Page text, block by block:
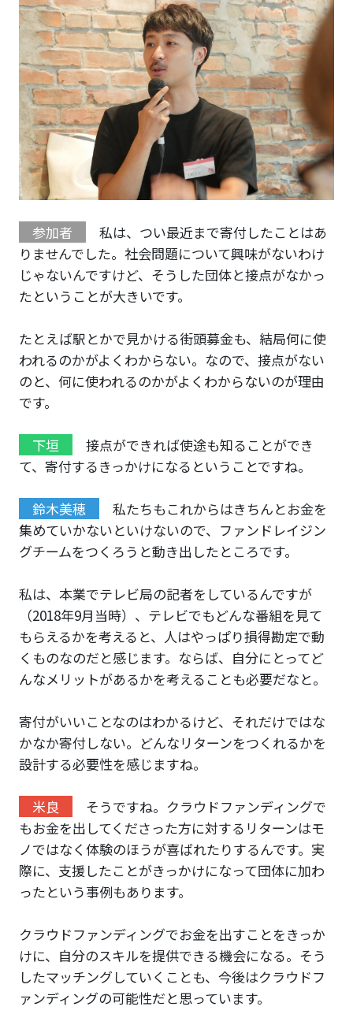
参加者
私は、つい最近まで寄付したことはあ
りませんでした。社会問題について興味がないわけ
じゃないんですけど、そうした団体と接点がなかっ
たということが大きいです。
たとえば駅とかで見かける街頭募金も、結局何に使
われるのかがよくわからない。なので、接点がない
のと、何に使われるのかがよくわからないのが理由
です。
下垣
接点ができれば使途も知ることができ
て、寄付するきっかけになるということですね。
鈴木美穂
私たちもこれからはきちんとお金を
集めていかないといけないので、ファンドレイジン
グチームをつくろうと動き出したところです。
私は、本業でテレビ局の記者をしているんですが
（2018年9月当時）、テレビでもどんな番組を見て
もらえるかを考えると、人はやっぱり損得勘定で動
くものなのだと感じます。ならば、自分にとってど
んなメリットがあるかを考えることも必要だなと。
寄付がいいことなのはわかるけど、それだけではな
かなか寄付しない。どんなリターンをつくれるかを
設計する必要性を感じますね。
米良
そうですね。クラウドファンディングで
もお金を出してくださった方に対するリターンはモ
ノではなく体験のほうが喜ばれたりするんです。実
際に、支援したことがきっかけになって団体に加わ
ったという事例もあります。
クラウドファンディングでお金を出すことをきっか
けに、自分のスキルを提供できる機会になる。そう
したマッチングしていくことも、今後はクラウドフ
ァンディングの可能性だと思っています。